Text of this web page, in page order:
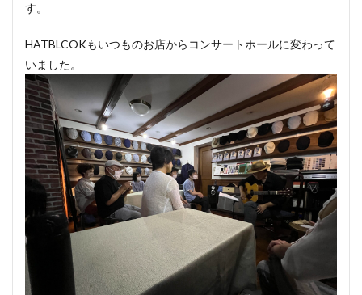
す。
HATBLCOKもいつものお店からコンサートホールに変わって
いました。